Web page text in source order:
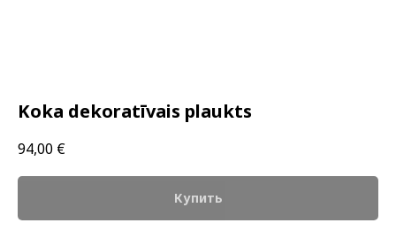
Koka dekoratīvais plaukts
94,00 €
Купить